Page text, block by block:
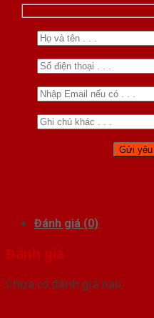
Đánh giá (0)
Đánh giá
Chưa có đánh giá nào.